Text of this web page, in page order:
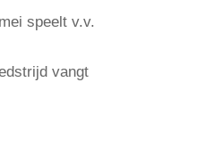
speelt v.v.
vangt